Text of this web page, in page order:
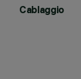
Cablaggio